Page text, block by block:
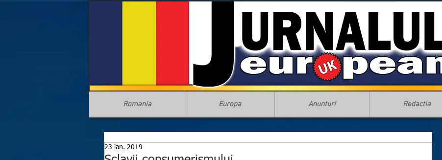
Romania Europa Anunturi Redactia
23 ian. 2019